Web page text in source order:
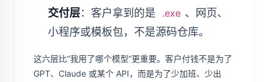
交付层：客户拿到的是 .exe 、网页、
小程序或模板包，不是源码仓库。
这六层比“我用了哪个模型”更重要。客户付钱不是为了
GPT、Claude 或某个 API，而是为了少加班、少出